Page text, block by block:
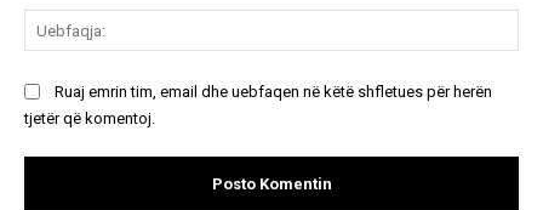
Ruaj emrin tim, email dhe uebfaqen në këtë shfletues për herën
tjetër që komentoj.